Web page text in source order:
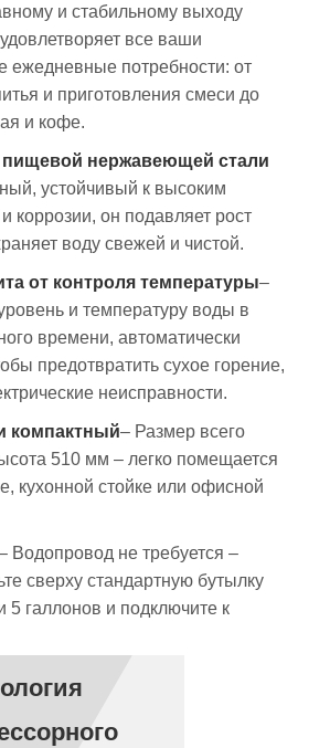
и стабильному выходу
все ваши
ежедневные потребности: от
и приготовления смеси до
и кофе.
пищевой нержавеющей стали
устойчивый к высоким
коррозии, он подавляет рост
воду свежей и чистой.
от контроля температуры–
и температуру воды в
времени, автоматически
предотвратить сухое горение,
неисправности.
компактный– Размер всего
510 мм – легко помещается
кухонной стойке или офисной
Водопровод не требуется –
сверху стандартную бутылку
5 галлонов и подключите к